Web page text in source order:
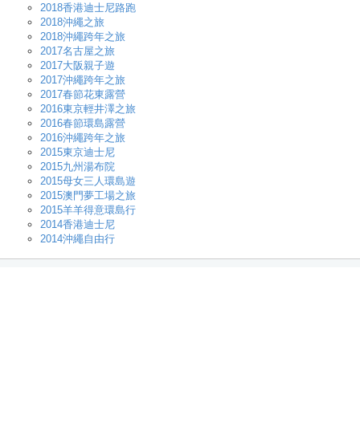
2018香港迪士尼路跑
2018沖繩之旅
2018沖繩跨年之旅
2017名古屋之旅
2017大阪親子遊
2017沖繩跨年之旅
2017春節花東露營
2016東京輕井澤之旅
2016春節環島露營
2016沖繩跨年之旅
2015東京迪士尼
2015九州湯布院
2015母女三人環島遊
2015澳門夢工場之旅
2015羊羊得意環島行
2014香港迪士尼
2014沖繩自由行